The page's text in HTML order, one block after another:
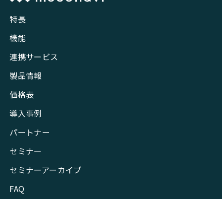
特長
機能
連携サービス
製品情報
価格表
導入事例
パートナー
セミナー
セミナーアーカイブ
FAQ